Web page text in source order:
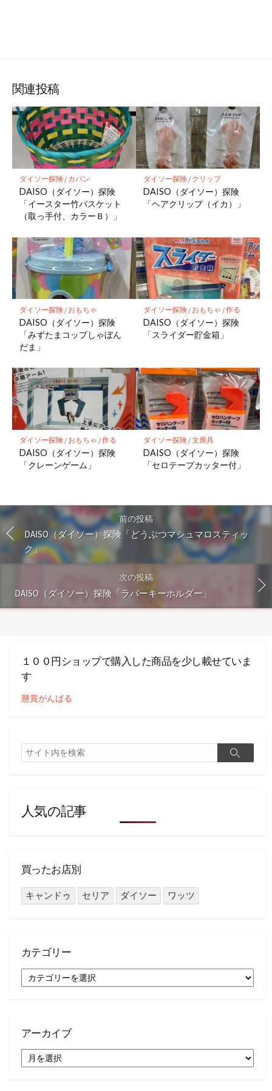
関連投稿
ダイソー探険/ カバン
DAISO（ダイソー）探険
「イースター竹バスケット
（取っ手付、カラーＢ）」
ダイソー探険/ クリップ
DAISO（ダイソー）探険
「ヘアクリップ（イカ）」
ダイソー探険/ おもちゃ
DAISO（ダイソー）探険
「みずたまコップしゃぼん
だま」
ダイソー探険/ おもちゃ /作る
DAISO（ダイソー）探険
「スライダー貯金箱」
ダイソー探険/ おもちゃ /作る
DAISO（ダイソー）探険
「クレーンゲーム」
ダイソー探険/文房具
DAISO（ダイソー）探険
「セロテープカッター付」
前の投稿
DAISO（ダイソー）探険「どうぶつマシュマロスティッ
ク」
次の投稿
DAISO（ダイソー）探険「ラバーキーホルダー」
１００円ショップで購入した商品を少し載せていま
す
懸賞がんばる
検
索
検
人気の記事
買ったお店別
キャンドゥ セリア ダイソー ワッツ
カテゴリー
テ
アーカイブ
ー